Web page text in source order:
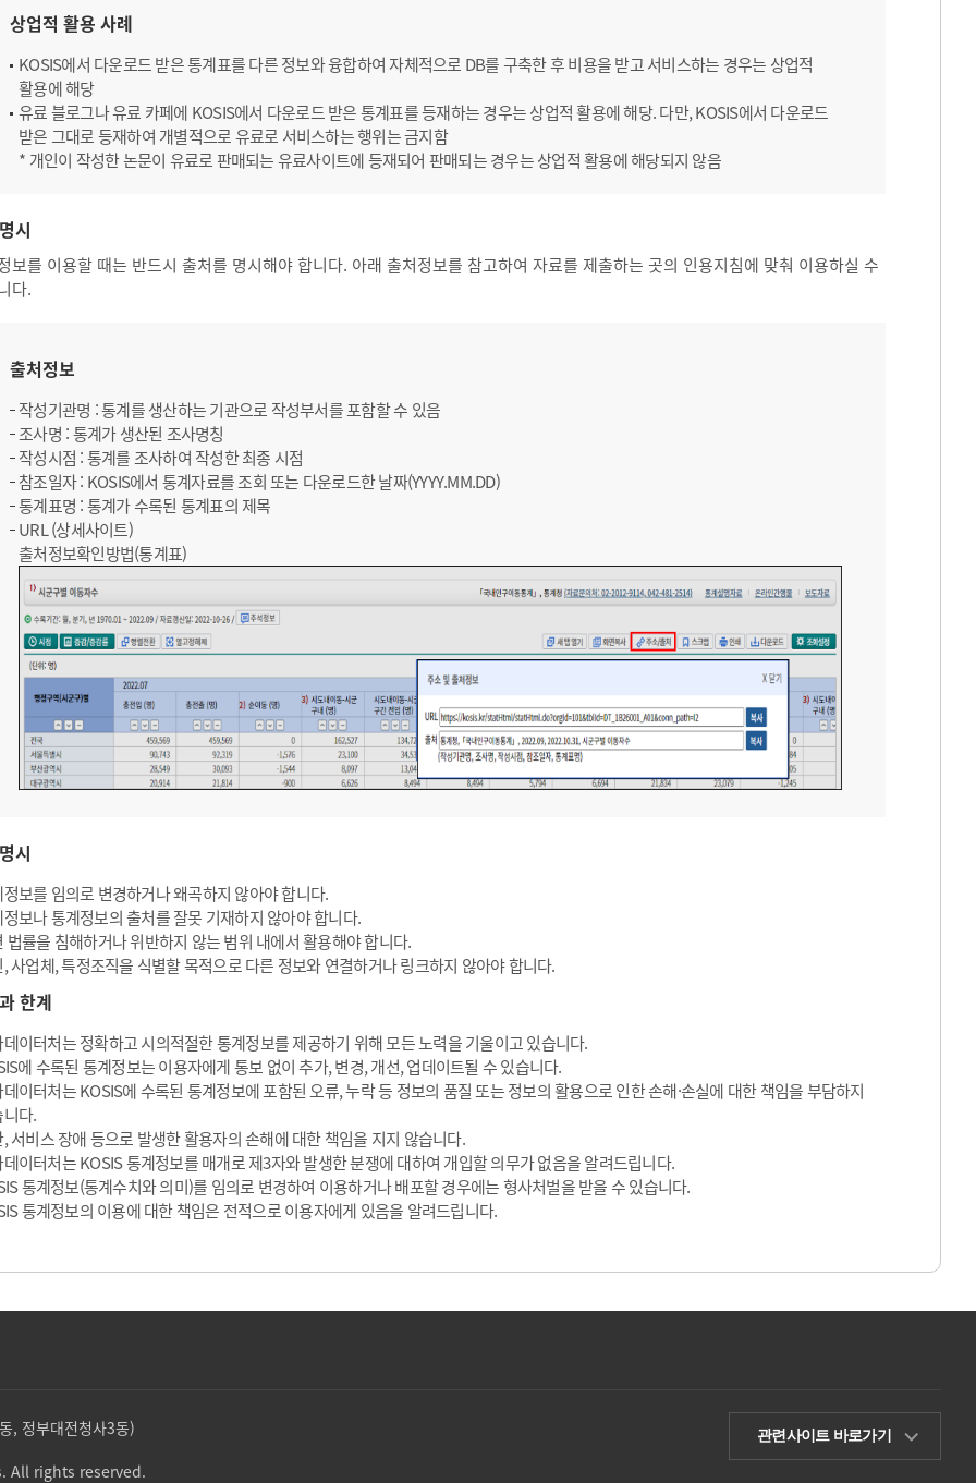
상업적 활용 사례
KOSIS에서 다운로드 받은 통계표를 다른 정보와 융합하여 자체적으로 DB를 구축한 후 비용을 받고 서비스하는 경우는 상업적
활용에 해당
유료 블로그나 유료 카페에 KOSIS에서 다운로드 받은 통계표를 등재하는 경우는 상업적 활용에 해당. 다만, KOSIS에서 다운로드
받은 그대로 등재하여 개별적으로 유료로 서비스하는 행위는 금지함
* 개인이 작성한 논문이 유료로 판매되는 유료사이트에 등재되어 판매되는 경우는 상업적 활용에 해당되지 않음
시
보를 이용할 때는 반드시 출처를 명시해야 합니다. 아래 출처정보를 참고하여 자료를 제출하는 곳의 인용지침에 맞춰 이용하실 수
다.
출처정보
작성기관명 : 통계를 생산하는 기관으로 작성부서를 포함할 수 있음
조사명 : 통계가 생산된 조사명칭
작성시점 : 통계를 조사하여 작성한 최종 시점
참조일자 : KOSIS에서 통계자료를 조회 또는 다운로드한 날짜(YYYY.MM.DD)
통계표명 : 통계가 수록된 통계표의 제목
URL (상세사이트)
출처정보확인방법(통계표)
시
보를 임의로 변경하거나 왜곡하지 않아야 합니다.
보나 통계정보의 출처를 잘못 기재하지 않아야 합니다.
법률을 침해하거나 위반하지 않는 범위 내에서 활용해야 합니다.
, 사업체, 특정조직을 식별할 목적으로 다른 정보와 연결하거나 링크하지 않아야 합니다.
한계
이터처는 정확하고 시의적절한 통계정보를 제공하기 위해 모든 노력을 기울이고 있습니다.
에 수록된 통계정보는 이용자에게 통보 없이 추가, 변경, 개선, 업데이트될 수 있습니다.
이터처는 KOSIS에 수록된 통계정보에 포함된 오류, 누락 등 정보의 품질 또는 정보의 활용으로 인한 손해·손실에 대한 책임을 부담하지
다.
서비스 장애 등으로 발생한 활용자의 손해에 대한 책임을 지지 않습니다.
이터처는 KOSIS 통계정보를 매개로 제3자와 발생한 분쟁에 대하여 개입할 의무가 없음을 알려드립니다.
통계정보(통계수치와 의미)를 임의로 변경하여 이용하거나 배포할 경우에는 형사처벌을 받을 수 있습니다.
통계정보의 이용에 대한 책임은 전적으로 이용자에게 있음을 알려드립니다.
, 정부대전청사3동)
All rights reserved.
관련사이트 바로가기